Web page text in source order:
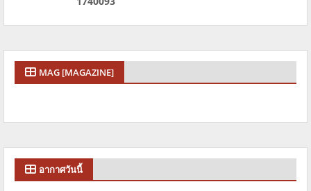
MAG [MAGAZINE]
อากาศวันนี้